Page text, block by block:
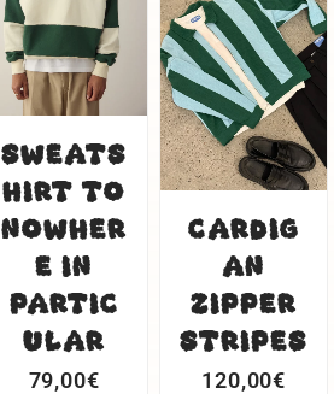
SWEATS
HIRT TO
NOWHER
E IN
PARTIC
ULAR
79,00€
CARDIG
AN
ZIPPER
STRIPES
120,00€